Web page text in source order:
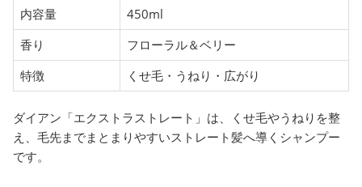
内容量
450ml
香り
フローラル＆ベリー
特徴
くせ毛・うねり・広がり
ダイアン「エクストラストレート」は、くせ毛やうねりを整
え、毛先までまとまりやすいストレート髪へ導くシャンプー
です。